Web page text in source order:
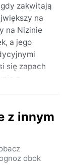
zakwitają
na
na Nizinie
a jego
się zapach
z
Dwa, to
latem.
z innym
obok